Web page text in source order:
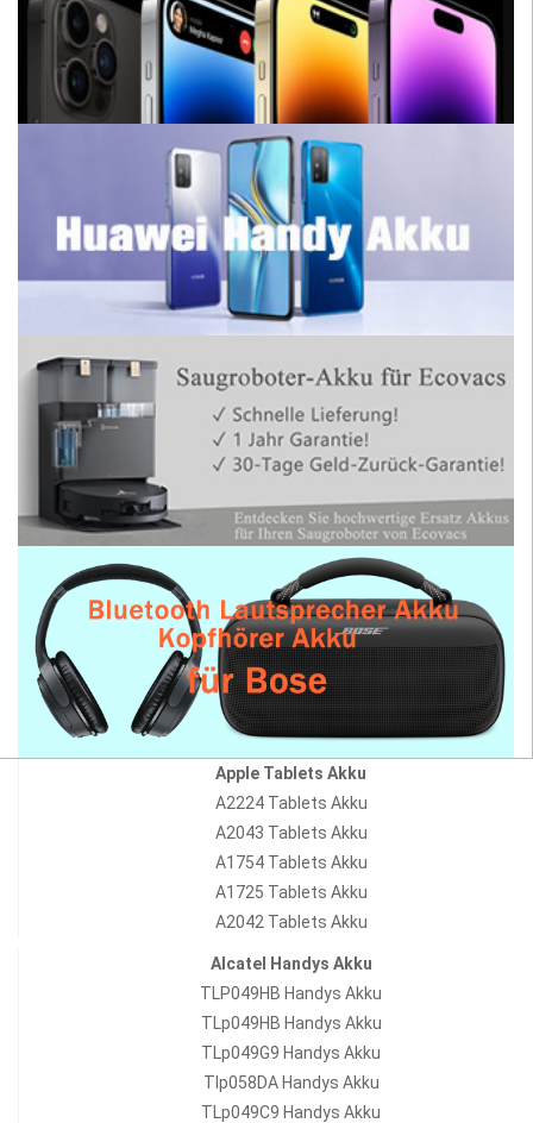
Apple Tablets Akku
A2224 Tablets Akku
A2043 Tablets Akku
A1754 Tablets Akku
A1725 Tablets Akku
A2042 Tablets Akku
Alcatel Handys Akku
TLP049HB Handys Akku
TLp049HB Handys Akku
TLp049G9 Handys Akku
Tlp058DA Handys Akku
TLp049C9 Handys Akku